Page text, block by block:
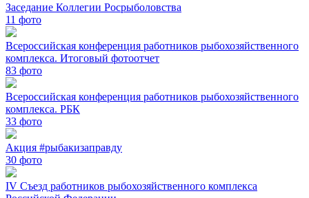
Заседание Коллегии Росрыболовства
11 фото
Всероссийская конференция работников рыбохозяйственного
комплекса. Итоговый фотоотчет
83 фото
Всероссийская конференция работников рыбохозяйственного
комплекса. РБК
33 фото
Акция #рыбакизаправду
30 фото
IV Съезд работников рыбохозяйственного комплекса